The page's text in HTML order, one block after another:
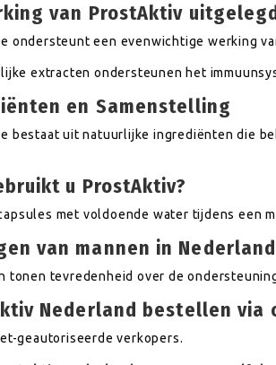
van ProstAktiv
ondersteunt een evenwichtige werking
extracten ondersteunen het
en Samenstelling
bestaat uit natuurlijke ingrediënten die
u ProstAktiv?
met voldoende water tijdens een
van mannen in Nederland
tonen tevredenheid over de
Nederland bestellen via
geautoriseerde verkopers.